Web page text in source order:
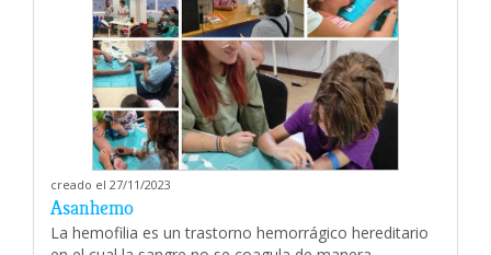
creado el 27/11/2023
Asanhemo
La hemofilia es un trastorno hemorrágico hereditario